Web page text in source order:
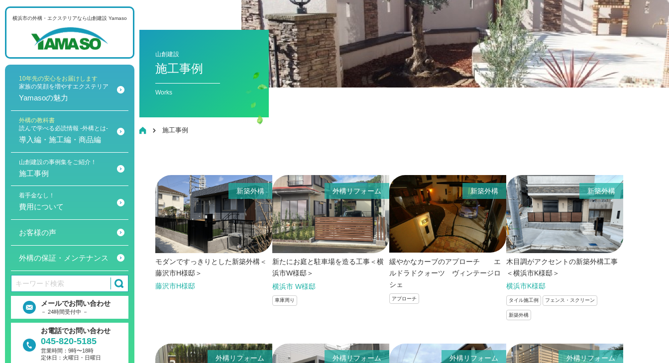
横浜市の外構・エクステリアなら山創建設 Yamaso
10年先の安心をお届けします
家族の笑顔を増やすエクステリア
Yamasoの魅力
外構の教科書
読んで学べる必読情報 -外構とは-
導入編・施工編・商品編
山創建設の事例集をご紹介！
施工事例
着手金なし！
費用について
お客様の声
外構の保証・メンテナンス
メールでお問い合わせ
－ 24時間受付中 －
お電話でお問い合わせ
045-820-5185
営業時間：9時〜18時
定休日：火曜日・日曜日
山創建設
施工事例
Works
HOME施工事例
新築外構
モダンですっきりとした新築外構＜
藤沢市H様邸＞
藤沢市H様邸
外構リフォーム
新たにお庭と駐車場を造る工事＜横
浜市W様邸＞
横浜市 W様邸
車庫周り
新築外構
緩やかなカーブのアプローチ エ
ルドラドクォーツ ヴィンテージロ
シェ
アプローチ
新築外構
木目調がアクセントの新築外構工事
＜横浜市K様邸＞
横浜市K様邸
タイル施工例 フェンス・スクリーン
新築外構
外構リフォーム 外構リフォーム 外構リフォーム 外構リフォーム